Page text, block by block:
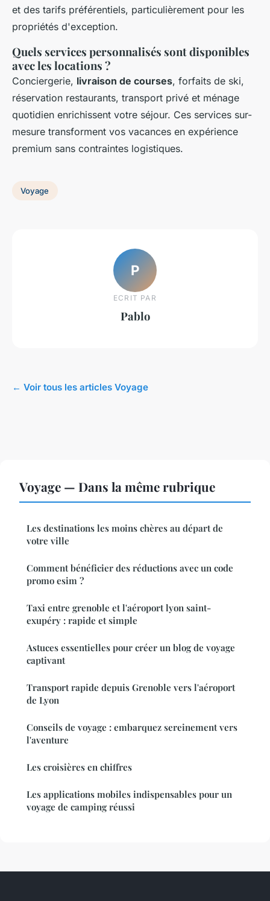
et des tarifs préférentiels, particulièrement pour les
propriétés d'exception.
Quels services personnalisés sont disponibles
avec les locations ?
Conciergerie, livraison de courses, forfaits de ski,
réservation restaurants, transport privé et ménage
quotidien enrichissent votre séjour. Ces services sur-
mesure transforment vos vacances en expérience
premium sans contraintes logistiques.
Voyage
P
ECRIT PAR
Pablo
← Voir tous les articles Voyage
Voyage — Dans la même rubrique
Les destinations les moins chères au départ de
votre ville
Comment bénéficier des réductions avec un code
promo esim ?
Taxi entre grenoble et l'aéroport lyon saint-
exupéry : rapide et simple
Astuces essentielles pour créer un blog de voyage
captivant
Transport rapide depuis Grenoble vers l'aéroport
de Lyon
Conseils de voyage : embarquez sereinement vers
l'aventure
Les croisières en chiffres
Les applications mobiles indispensables pour un
voyage de camping réussi